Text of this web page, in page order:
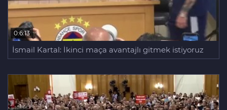
0:6:13
İsmail Kartal: İkinci maça avantajlı gitmek istiyoruz